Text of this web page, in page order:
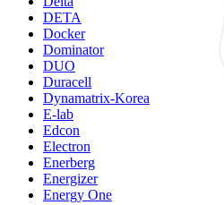
DETA
Docker
Dominator
DUO
Duracell
Dynamatrix-Korea
E-lab
Edcon
Electron
Enerberg
Energizer
Energy One